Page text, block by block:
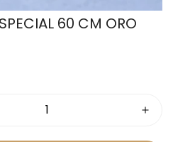
60 CM ORO